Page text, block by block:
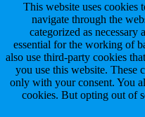
This website uses cookies
navigate through the
categorized as necessary
essential for the working of
also use third-party cookies
you use this website. These
only with your consent. You
cookies. But opting out of